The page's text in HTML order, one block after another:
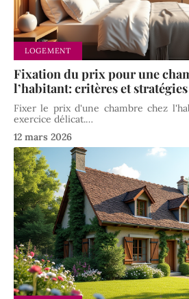
LOGEMENT
Fixation du prix pour une
l’habitant: critères et stratégies
Fixer le prix d'une chambre chez
exercice délicat.…
12 mars 2026